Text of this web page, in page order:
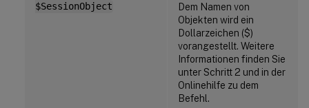
$SessionObject
Dem Namen von
Objekten wird ein
Dollarzeichen ($)
vorangestellt. Weitere
Informationen finden Sie
unter Schritt 2 und in der
Onlinehilfe zu dem
Befehl.